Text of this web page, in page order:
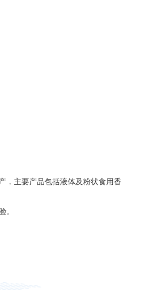
，主要产品包括液体及粉状食用香
。